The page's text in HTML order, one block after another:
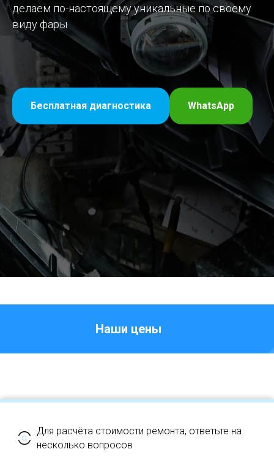
делаем по-настоящему уникальные по своему
виду фары
Бесплатная диагностика WhatsApp
Наши цены
Для расчёта стоимости ремонта, ответьте на
несколько вопросов